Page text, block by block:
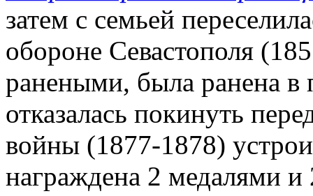
затем с семьей
обороне Севастополя
ранеными, была ранена в
отказалась покинуть
войны (1877-1878)
награждена 2 медалями